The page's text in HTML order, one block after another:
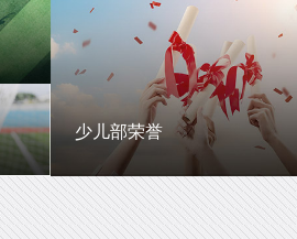
年级动态
少儿部荣誉
少儿部荣誉